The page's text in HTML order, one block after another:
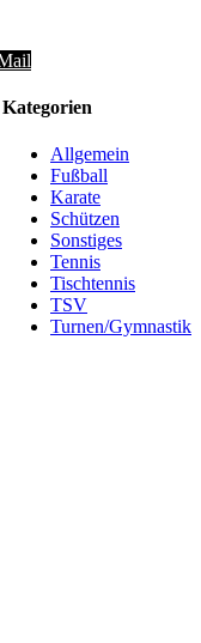
Kategorien
Allgemein
Fußball
Karate
Schützen
Sonstiges
Tennis
Tischtennis
TSV
Turnen/Gymnastik